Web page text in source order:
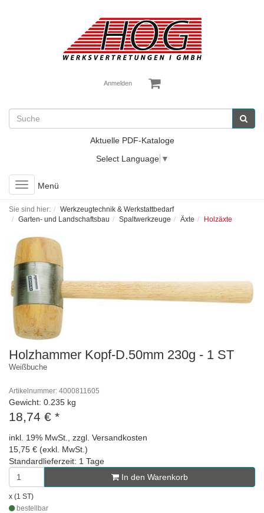
Anmelden
Aktuelle PDF-Kataloge
Select Language ▼
Toggle
navigation
Menü
Sie sind hier:
Werkzeugtechnik & Werkstattbedarf
Garten- und Landschaftsbau
Spaltwerkzeuge Äxte Holzäxte
Holzhammer Kopf-D.50mm 230g - 1 ST
Weißbuche
Artikelnummer: 4000811605
Gewicht: 0.235 kg
18,74 € *
inkl. 19% MwSt., zzgl. Versandkosten
15,75 € (exkl. MwSt.)
Standardlieferzeit: 1 Tage
In den Warenkorb
x (1 ST)
bestellbar